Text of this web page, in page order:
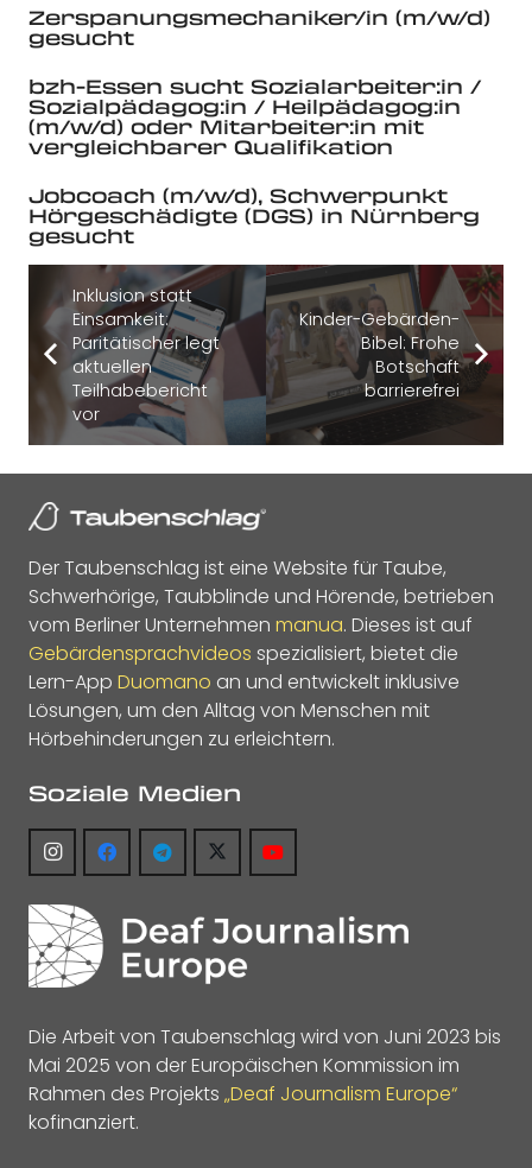
Zerspanungsmechaniker/in (m/w/d)
gesucht
bzh-Essen sucht Sozialarbeiter:in /
Sozialpädagog:in / Heilpädagog:in
(m/w/d) oder Mitarbeiter:in mit
vergleichbarer Qualifikation
Jobcoach (m/w/d), Schwerpunkt
Hörgeschädigte (DGS) in Nürnberg
gesucht
Inklusion statt
Einsamkeit:
Paritätischer legt
aktuellen
Teilhabebericht
vor
Kinder-Gebärden-
Bibel: Frohe
Botschaft
barrierefrei
Der Taubenschlag ist eine Website für Taube,
Schwerhörige, Taubblinde und Hörende, betrieben
vom Berliner Unternehmen manua. Dieses ist auf
Gebärdensprachvideos spezialisiert, bietet die
Lern-App Duomano an und entwickelt inklusive
Lösungen, um den Alltag von Menschen mit
Hörbehinderungen zu erleichtern.
Soziale Medien
Die Arbeit von Taubenschlag wird von Juni 2023 bis
Mai 2025 von der Europäischen Kommission im
Rahmen des Projekts „Deaf Journalism Europe“
kofinanziert.